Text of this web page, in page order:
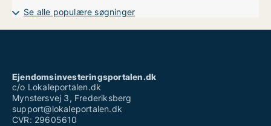
Se alle populære søgninger
Ejendomsinvesteringsportalen.dk
c/o Lokaleportalen.dk
Mynstersvej 3, Frederiksberg
support@lokaleportalen.dk
CVR: 29605610